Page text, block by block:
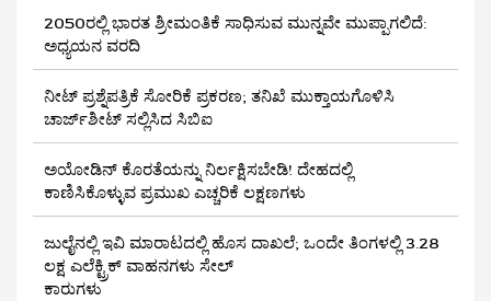
2050ರಲ್ಲಿ ಭಾರತ ಶ್ರೀಮಂತಿಕೆ ಸಾಧಿಸುವ ಮುನ್ನವೇ ಮುಪ್ಪಾಗಲಿದೆ:
ಅಧ್ಯಯನ ವರದಿ
ನೀಟ್ ಪ್ರಶ್ನೆಪತ್ರಿಕೆ ಸೋರಿಕೆ ಪ್ರಕರಣ; ತನಿಖೆ ಮುಕ್ತಾಯಗೊಳಿಸಿ
ಚಾರ್ಜ್‌ಶೀಟ್ ಸಲ್ಲಿಸಿದ ಸಿಬಿಐ
ಅಯೋಡಿನ್ ಕೊರತೆಯನ್ನು ನಿರ್ಲಕ್ಷಿಸಬೇಡಿ! ದೇಹದಲ್ಲಿ
ಕಾಣಿಸಿಕೊಳ್ಳುವ ಪ್ರಮುಖ ಎಚ್ಚರಿಕೆ ಲಕ್ಷಣಗಳು
ಜುಲೈನಲ್ಲಿ ಇವಿ ಮಾರಾಟದಲ್ಲಿ ಹೊಸ ದಾಖಲೆ; ಒಂದೇ ತಿಂಗಳಲ್ಲಿ 3.28
ಲಕ್ಷ ಎಲೆಕ್ಟ್ರಿಕ್ ವಾಹನಗಳು ಸೇಲ್
ಕಾರುಗಳು